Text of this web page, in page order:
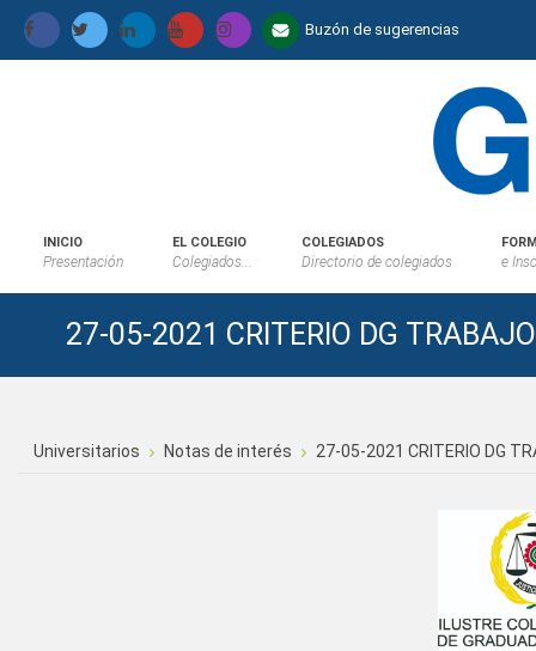
Buzón de sugerencias
INICIO
Presentación
EL COLEGIO
Colegiados...
COLEGIADOS
Directorio de colegiados e
Universitarios Notas de interés 27-05-2021 CRITERIO DG
27-05-2021 CRITERIO DG